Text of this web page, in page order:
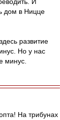
дом в Ницце
развитие
Но у нас
минус.
На трибунах